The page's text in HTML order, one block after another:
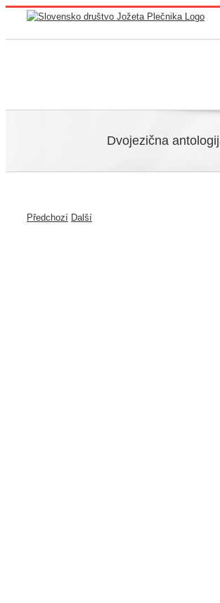
Přeskočit
obsah
Dvojezična
Předchozí Další